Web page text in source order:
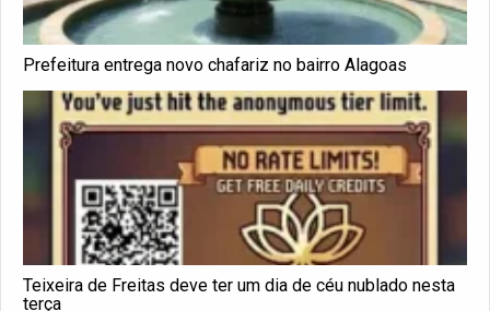
Prefeitura entrega novo chafariz no bairro Alagoas
Teixeira de Freitas deve ter um dia de céu nublado nesta
terça